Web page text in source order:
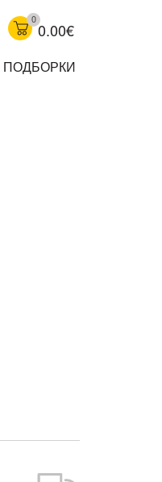
0
0.00€
ПОДБОРКИ